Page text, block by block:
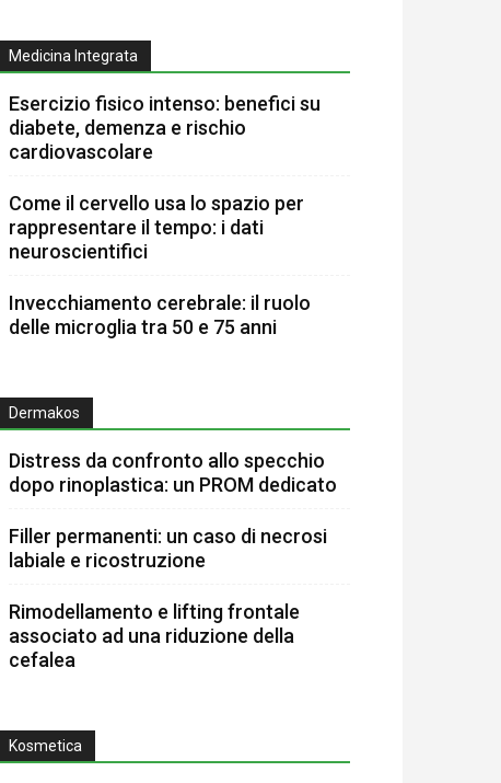
Medicina Integrata
Esercizio fisico intenso: benefici su
diabete, demenza e rischio
cardiovascolare
Come il cervello usa lo spazio per
rappresentare il tempo: i dati
neuroscientifici
Invecchiamento cerebrale: il ruolo
delle microglia tra 50 e 75 anni
Dermakos
Distress da confronto allo specchio
dopo rinoplastica: un PROM dedicato
Filler permanenti: un caso di necrosi
labiale e ricostruzione
Rimodellamento e lifting frontale
associato ad una riduzione della
cefalea
Kosmetica